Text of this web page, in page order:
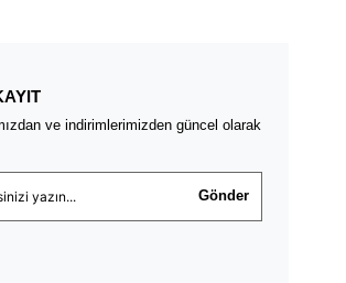
ve indirimlerimizden güncel olarak
Gönder